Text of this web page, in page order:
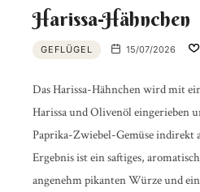
Harissa-Hähnchen
GEFLÜGEL 15/07/2026
Das Harissa-Hähnchen wird mit
Harissa und Olivenöl eingerieben
Paprika-Zwiebel-Gemüse indirekt
Ergebnis ist ein saftiges,
angenehm pikanten Würze und